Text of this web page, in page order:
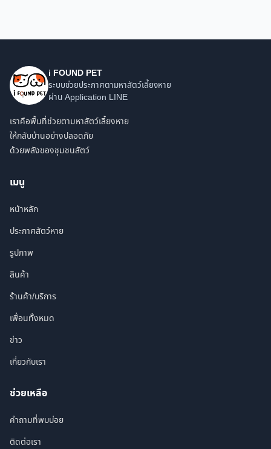
i FOUND PET
ระบบช่วยประกาศตามหาสัตว์เลี้ยงหาย
ผ่าน Application LINE
เราคือพื้นที่ช่วยตามหาสัตว์เลี้ยงหาย
ให้กลับบ้านอย่างปลอดภัย
ด้วยพลังของชุมชนสัตว์
เมนู
หน้าหลัก
ประกาศสัตว์หาย
รูปภาพ
สินค้า
ร้านค้า/บริการ
เพื่อนทั้งหมด
ข่าว
เกี่ยวกับเรา
ช่วยเหลือ
คำถามที่พบบ่อย
ติดต่อเรา